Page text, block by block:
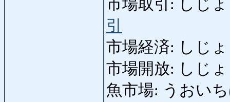
市場取引: しじ
引
市場経済: しじ
市場開放: しじ
魚市場: うおい